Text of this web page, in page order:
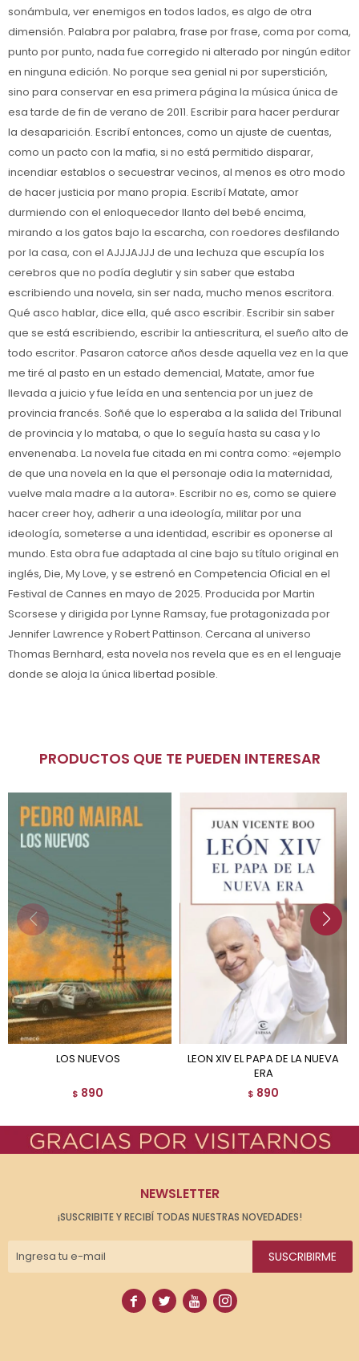
sonámbula, ver enemigos en todos lados, es algo de otra
dimensión. Palabra por palabra, frase por frase, coma por coma,
punto por punto, nada fue corregido ni alterado por ningún editor
en ninguna edición. No porque sea genial ni por superstición,
sino para conservar en esa primera página la música única de
esa tarde de fin de verano de 2011. Escribir para hacer perdurar
la desaparición. Escribí entonces, como un ajuste de cuentas,
como un pacto con la mafia, si no está permitido disparar,
incendiar establos o secuestrar vecinos, al menos es otro modo
de hacer justicia por mano propia. Escribí Matate, amor
durmiendo con el enloquecedor llanto del bebé encima,
mirando a los gatos bajo la escarcha, con roedores desfilando
por la casa, con el AJJJAJJJ de una lechuza que escupía los
cerebros que no podía deglutir y sin saber que estaba
escribiendo una novela, sin ser nada, mucho menos escritora.
Qué asco hablar, dice ella, qué asco escribir. Escribir sin saber
que se está escribiendo, escribir la antiescritura, el sueño alto de
todo escritor. Pasaron catorce años desde aquella vez en la que
me tiré al pasto en un estado demencial, Matate, amor fue
llevada a juicio y fue leída en una sentencia por un juez de
provincia francés. Soñé que lo esperaba a la salida del Tribunal
de provincia y lo mataba, o que lo seguía hasta su casa y lo
envenenaba. La novela fue citada en mi contra como: «ejemplo
de que una novela en la que el personaje odia la maternidad,
vuelve mala madre a la autora». Escribir no es, como se quiere
hacer creer hoy, adherir a una ideología, militar por una
ideología, someterse a una identidad, escribir es oponerse al
mundo. Esta obra fue adaptada al cine bajo su título original en
inglés, Die, My Love, y se estrenó en Competencia Oficial en el
Festival de Cannes en mayo de 2025. Producida por Martin
Scorsese y dirigida por Lynne Ramsay, fue protagonizada por
Jennifer Lawrence y Robert Pattinson. Cercana al universo
Thomas Bernhard, esta novela nos revela que es en el lenguaje
donde se aloja la única libertad posible.
PRODUCTOS QUE TE PUEDEN INTERESAR
LOS NUEVOS
$ 890
LEON XIV EL PAPA DE LA NUEVA
ERA
$ 890
NEWSLETTER
¡SUSCRIBITE Y RECIBÍ TODAS NUESTRAS NOVEDADES!
SUSCRIBIRME
   